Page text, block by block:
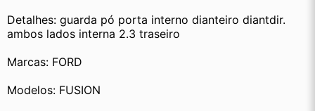
Detalhes: guarda pó porta interno dianteiro diantdir.
ambos lados interna 2.3 traseiro
Marcas: FORD
Modelos: FUSION